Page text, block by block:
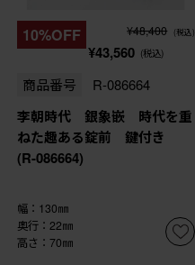
10%OFF ¥48,400 (税込)
¥43,560 (税込)
商品番号 R-086664
李朝時代 銀象嵌 時代を重
ねた趣ある錠前 鍵付き
(R-086664)
幅：130㎜
奥行：22㎜
高さ：70㎜